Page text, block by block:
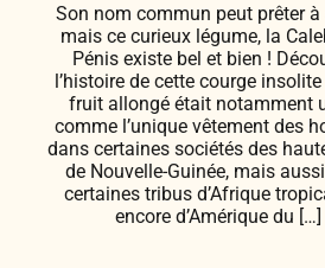
Son nom commun peut prêter à
mais ce curieux légume, la
Pénis existe bel et bien !
l’histoire de cette courge
fruit allongé était notamment
comme l’unique vêtement des
dans certaines sociétés des
de Nouvelle-Guinée, mais
certaines tribus d’Afrique
encore d’Amérique du […]